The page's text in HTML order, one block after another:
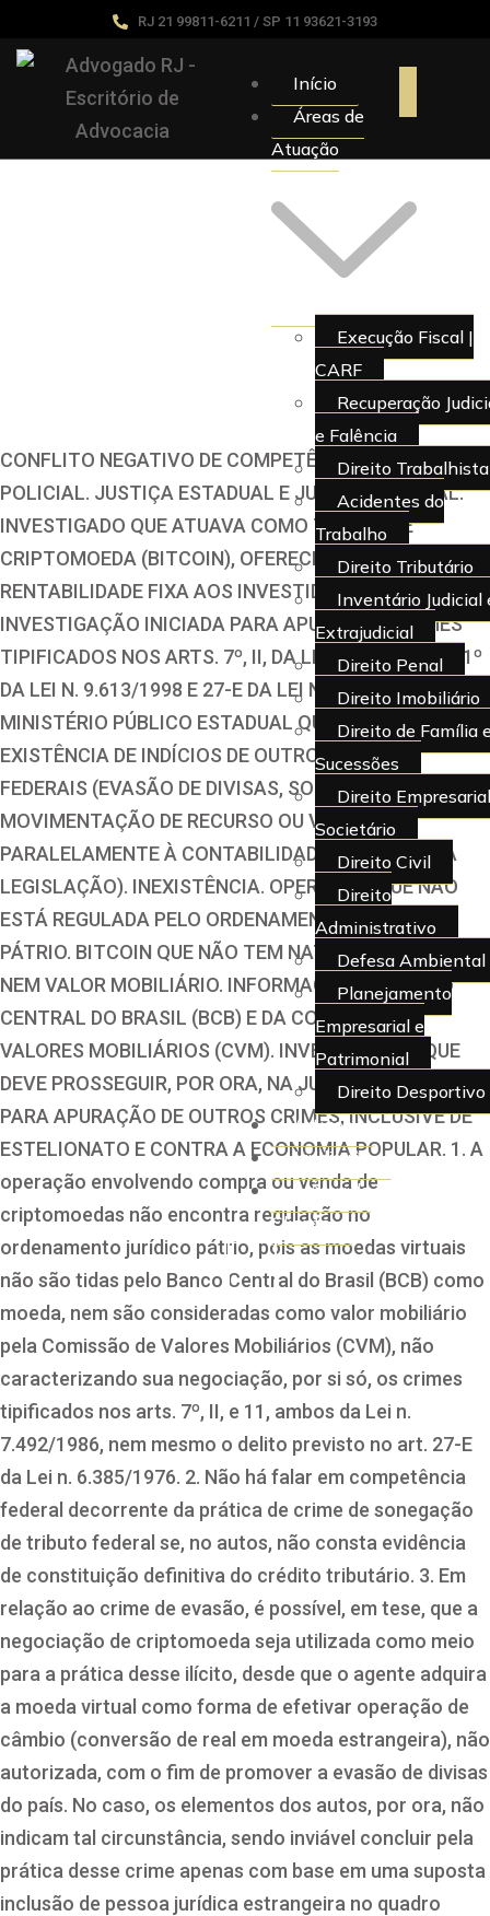
RJ 21 99811-6211 / SP 11 93621-3193
Início
Áreas de
Atuação
Execução Fiscal |
CARF
Recuperação
e Falência
Direito Trabalhista
Acidentes do
Trabalho
Direito Tributário
Inventário Judicial
Extrajudicial
Direito Penal
Direito Imobiliário
Direito de Família
Sucessões
Direito
Societário
Direito Civil
Direito
Administrativo
Defesa Ambiental
Planejamento
Empresarial e
Patrimonial
Direito Desportivo
Artigos
Juridiquês
> Área do
Cliente
CONFLITO NEGATIVO DE COMPETÊNCIA. INQUÉRITO
POLICIAL. JUSTIÇA ESTADUAL E JUSTIÇA FEDERAL.
INVESTIGADO QUE ATUAVA COMO TRADER DE
CRIPTOMOEDA (BITCOIN), OFERECENDO
RENTABILIDADE FIXA AOS INVESTIDORES.
INVESTIGAÇÃO INICIADA PARA APURAR OS CRIMES
TIPIFICADOS NOS ARTS. 7º, II, DA LEI N. 7.492/1986, 1º
DA LEI N. 9.613/1998 E 27-E DA LEI N. 6.385/1976.
MINISTÉRIO PÚBLICO ESTADUAL QUE CONCLUIU PELA
EXISTÊNCIA DE INDÍCIOS DE OUTROS CRIMES
FEDERAIS (EVASÃO DE DIVISAS, SONEGAÇÃO FISCAL E
MOVIMENTAÇÃO DE RECURSO OU VALOR
PARALELAMENTE À CONTABILIDADE EXIGIDA PELA
LEGISLAÇÃO). INEXISTÊNCIA. OPERAÇÃO QUE NÃO
ESTÁ REGULADA PELO ORDENAMENTO JURÍDICO
PÁTRIO. BITCOIN QUE NÃO TEM NATUREZA DE MOEDA
NEM VALOR MOBILIÁRIO. INFORMAÇÃO DO BANCO
CENTRAL DO BRASIL (BCB) E DA COMISSÃO DE
VALORES MOBILIÁRIOS (CVM). INVESTIGAÇÃO QUE
DEVE PROSSEGUIR, POR ORA, NA JUSTIÇA ESTADUAL,
PARA APURAÇÃO DE OUTROS CRIMES, INCLUSIVE DE
ESTELIONATO E CONTRA A ECONOMIA POPULAR. 1. A
operação envolvendo compra ou venda de
criptomoedas não encontra regulação no
ordenamento jurídico pátrio, pois as moedas virtuais
não são tidas pelo Banco Central do Brasil (BCB) como
moeda, nem são consideradas como valor mobiliário
pela Comissão de Valores Mobiliários (CVM), não
caracterizando sua negociação, por si só, os crimes
tipificados nos arts. 7º, II, e 11, ambos da Lei n.
7.492/1986, nem mesmo o delito previsto no art. 27-E
da Lei n. 6.385/1976. 2. Não há falar em competência
federal decorrente da prática de crime de sonegação
de tributo federal se, no autos, não consta evidência
de constituição definitiva do crédito tributário. 3. Em
relação ao crime de evasão, é possível, em tese, que a
negociação de criptomoeda seja utilizada como meio
para a prática desse ilícito, desde que o agente adquira
a moeda virtual como forma de efetivar operação de
câmbio (conversão de real em moeda estrangeira), não
autorizada, com o fim de promover a evasão de divisas
do país. No caso, os elementos dos autos, por ora, não
indicam tal circunstância, sendo inviável concluir pela
prática desse crime apenas com base em uma suposta
inclusão de pessoa jurídica estrangeira no quadro